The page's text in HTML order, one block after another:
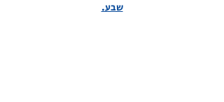
שבע.